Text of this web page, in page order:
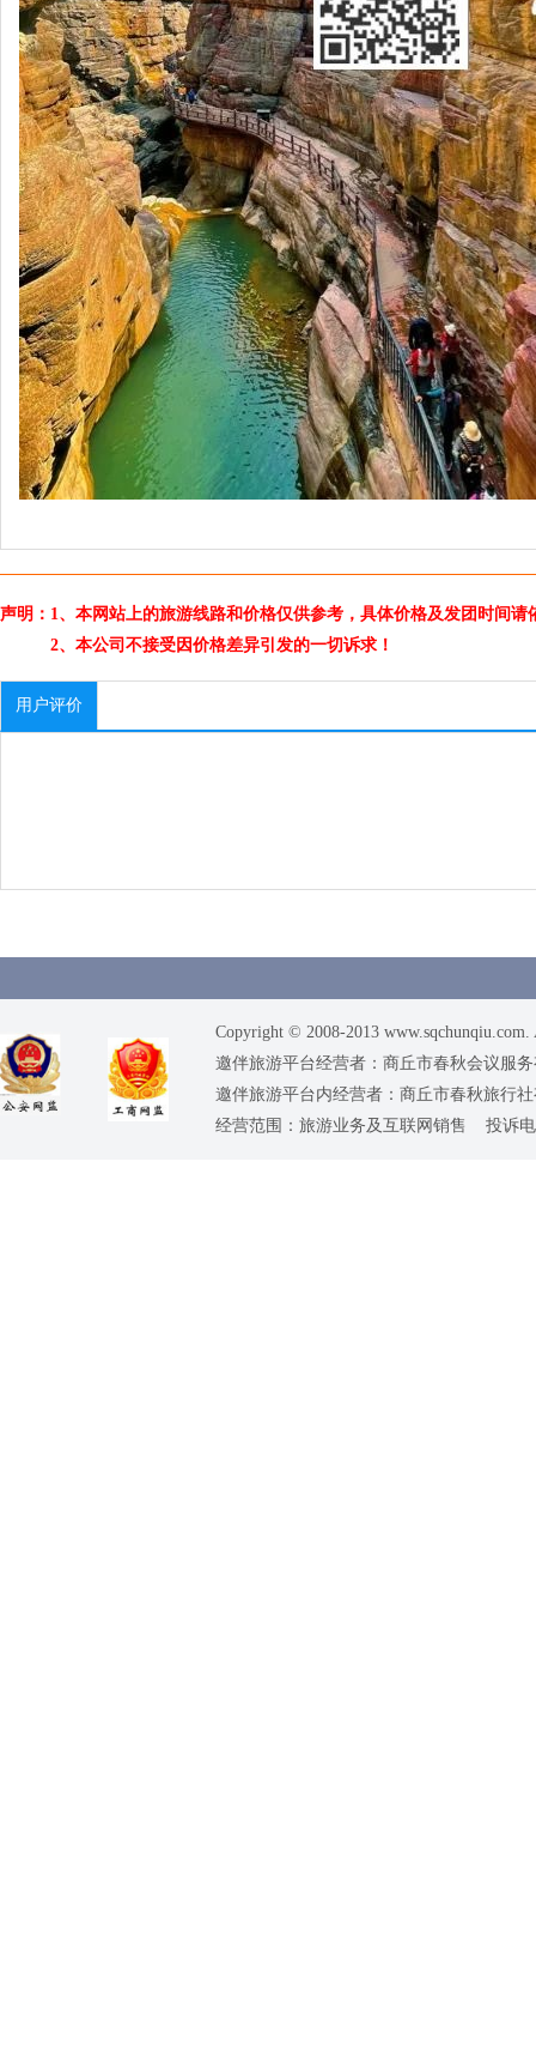
声明：1、本网站上的旅游线路和价格仅供参考，具体价格及发团时间
2、本公司不接受因价格差异引发的一切诉求！
用户评价
Copyright © 2008-2013
邀伴旅游平台经营者：商丘市春秋会议服
邀伴旅游平台内经营者：商丘市春秋旅行
经营范围：旅游业务及互联网销售 投诉